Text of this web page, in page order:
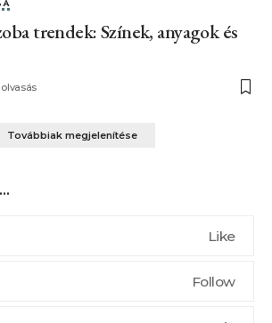
trendek: Színek, anyagok és
Továbbiak megjelenítése
Like
Follow